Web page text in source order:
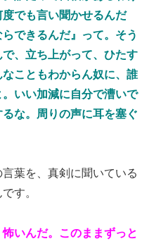
でも言い聞かせるんだ
できるんだ』って。そう
、立ち上がって、ひたす
こともわからん奴に、誰
いい加減に自分で漕いで
な。周りの声に耳を塞ぐ
葉を、真剣に聞いている
す。
いんだ。このままずっと